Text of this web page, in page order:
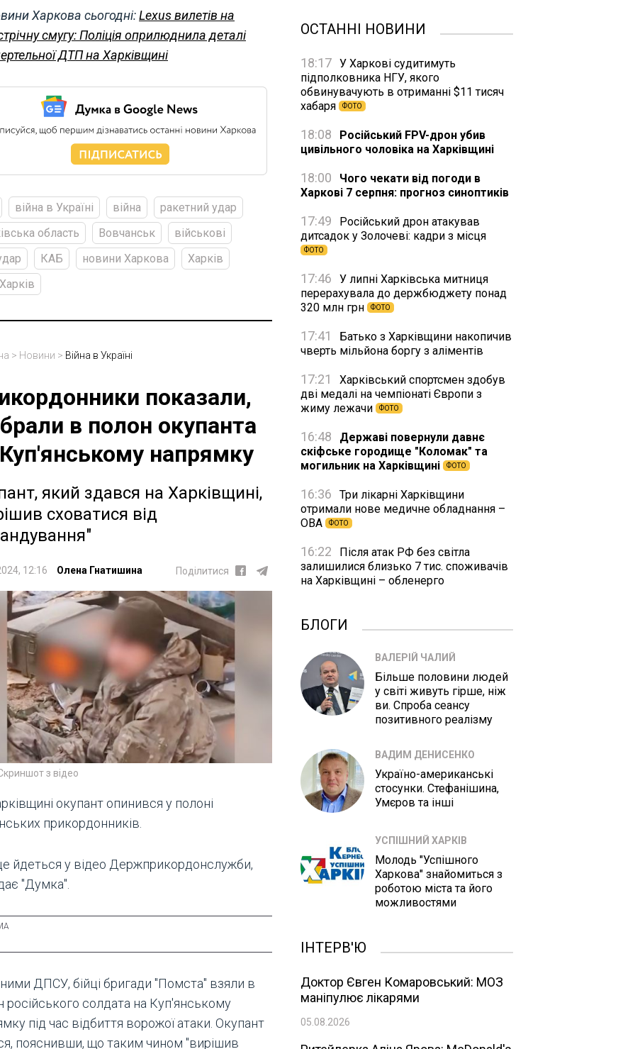
Харкова сьогодні:Lexus вилетів на
смугу: Поліція оприлюднила деталі
ДТП на Харківщині
війна в Україні війна
ракетний удар
область
Вовчанськ
військові
КАБ новини Харкова
Харків
> Новини > Війна в Україні
показали,
в полон окупанта
напрямку
який здався на Харківщині,
сховатися від
12:16 Олена Гнатишина Поділитися
з відео
окупант опинився у полоні
прикордонників.
йдеться у відео Держприкордонслужби,
"Думка".
ДПСУ, бійці бригади "Помста" взяли в
російського солдата на Куп'янському
під час відбиття ворожої атаки. Окупант
пояснивши, що таким чином "вирішив
ОСТАННІ НОВИНИ
18:17 У Харкові судитимуть
підполковника НГУ, якого
обвинувачують в отриманні $11 тисяч
хабаря
ФОТО
18:08
Російський FPV-дрон убив
цивільного чоловіка на Харківщині
18:00
Чого чекати від погоди в
Харкові 7 серпня: прогноз синоптиків
17:49
Російський дрон атакував
дитсадок у Золочеві: кадри з місця
ФОТО
17:46
У липні Харківська митниця
перерахувала до держбюджету понад
320 млн грн
ФОТО
17:41
Батько з Харківщини накопичив
чверть мільйона боргу з аліментів
17:21
Харківський спортсмен здобув
дві медалі на чемпіонаті Європи з
жиму лежачи
ФОТО
16:48
Державі повернули давнє
скіфське городище "Коломак" та
могильник на Харківщині
ФОТО
16:36
Три лікарні Харківщини
отримали нове медичне обладнання –
ОВА
ФОТО
16:22
Після атак РФ без світла
залишилися близько 7 тис. споживачів
на Харківщині – обленерго
БЛОГИ
ВАЛЕРІЙ ЧАЛИЙ
Більше половини людей
у світі живуть гірше, ніж
ви. Спроба сеансу
позитивного реалізму
ВАДИМ ДЕНИСЕНКО
Україно-американські
стосунки. Стефанішина,
Умєров та інші
УСПІШНИЙ ХАРКІВ
Молодь "Успішного
Харкова" знайомиться з
роботою міста та його
можливостями
ІНТЕРВ'Ю
Доктор Євген Комаровський: МОЗ
маніпулює лікарями
05.08.2026